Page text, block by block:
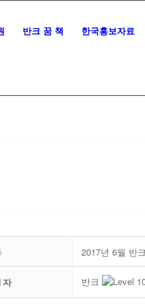
반크 꿈 책 한국홍보자료
2017년 6월 반
자 반크